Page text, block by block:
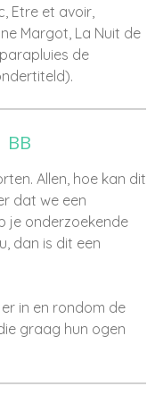
, Etre et avoir,
Margot, La Nuit de
de
).
BB
Allen, hoe kan dit
dat we een
je onderzoekende
dan is dit een
in en rondom de
graag hun ogen